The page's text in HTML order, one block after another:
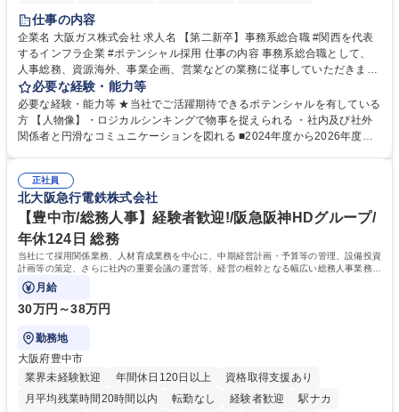
服装自由
第二新卒歓迎
仕事の内容
企業名 大阪ガス株式会社 求人名 【第二新卒】事務系総合職 #関西を代表
するインフラ企業 #ポテンシャル採用 仕事の内容 事務系総合職として、
人事総務、資源海外、事業企画、営業などの業務に従事していただきま
す。 【業務内容の一例】■所属事業部の勤労業務 ■海外に関係する各種業
務 ■営業部門の企画スタッフ、ルート営業 【キャリアパス】入社後の配属
ポジションで一定期間ご活躍頂いた後、本人の適性及び将来のキャリアを
鑑みてジョブローテーションを行います。 【育成】OJTでの現場育成や研
表するインフラ企業 #ポテンシャル採用
必要な経験・能力等
必要な経験・能力等 ★当社でご活躍期待できるポテンシャルを有している
方 【人物像】・ロジカルシンキングで物事を捉えられる ・社内及び社外
関係者と円滑なコミュニケーションを図れる ■2024年度から2026年度ま
72.html ■エネルギーセキュリティの不安定化や気候変動による自然災害の
甚大化など、これまで以上に社会課題解決の重要性が高まっています。
「未来の日常」の創造に向けて持続可能な社会の実現に貢献してまいりま
す。 学歴・資格 学歴：大学院 大学 語学力： 資格：
正社員
北大阪急行電鉄株式会社
【豊中市/総務人事】経験者歓迎!/阪急阪神HDグループ/
年休124日 総務
当社にて採用関係業務、人材育成業務を中心に、中期経営計画・予算等の管理、設備投資
計画等の策定、さらに社内の重要会議の運営等、経営の根幹となる幅広い総務人事業務全
般を担当していただきます。
月給
30万円～38万円
勤務地
大阪府豊中市
業界未経験歓迎
年間休日120日以上
資格取得支援あり
月平均残業時間20時間以内
転勤なし 経験者歓迎
駅ナカ